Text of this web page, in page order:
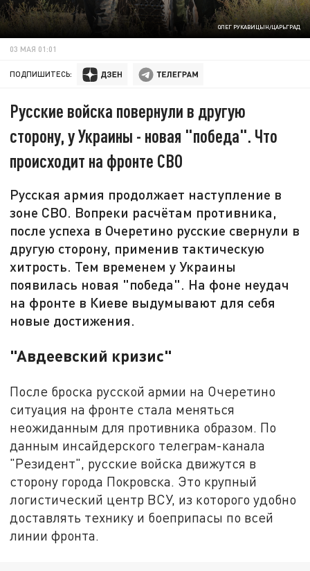
ОЛЕГ РУКАВИЦЫН/ЦАРЬГРАД
03 МАЯ 01:01
ПОДПИШИТЕСЬ:
Русские войска повернули в другую
сторону, у Украины - новая "победа". Что
происходит на фронте СВО
Русская армия продолжает наступление в
зоне СВО. Вопреки расчётам противника,
после успеха в Очеретино русские свернули в
другую сторону, применив тактическую
хитрость. Тем временем у Украины
появилась новая "победа". На фоне неудач
на фронте в Киеве выдумывают для себя
новые достижения.
"Авдеевский кризис"
После броска русской армии на Очеретино
ситуация на фронте стала меняться
неожиданным для противника образом. По
данным инсайдерского телеграм-канала
"Резидент", русские войска движутся в
сторону города Покровска. Это крупный
логистический центр ВСУ, из которого удобно
доставлять технику и боеприпасы по всей
линии фронта.